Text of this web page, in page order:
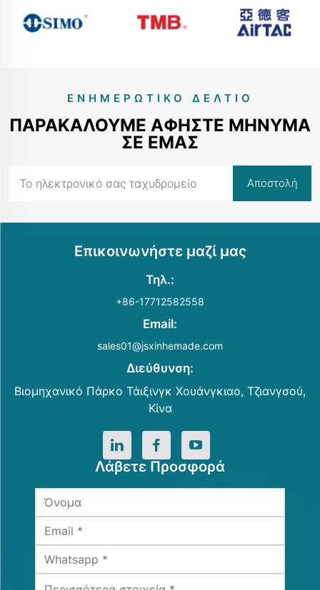
ΕΝΗΜΕΡΩΤΙΚΌ ΔΕΛΤΊΟ
ΠΑΡΑΚΑΛΟΎΜΕ ΑΦΉΣΤΕ ΜΉΝΥΜΑ
ΣΕ ΕΜΆΣ
Επικοινωνήστε μαζί μας
Τηλ.:
+86-17712582558
Email:
sales01@jsxinhemade.com
Διεύθυνση:
Βιομηχανικό Πάρκο Τάιξινγκ Χουάνγκιαο, Τζιανγσού,
Κίνα
Λάβετε Προσφορά